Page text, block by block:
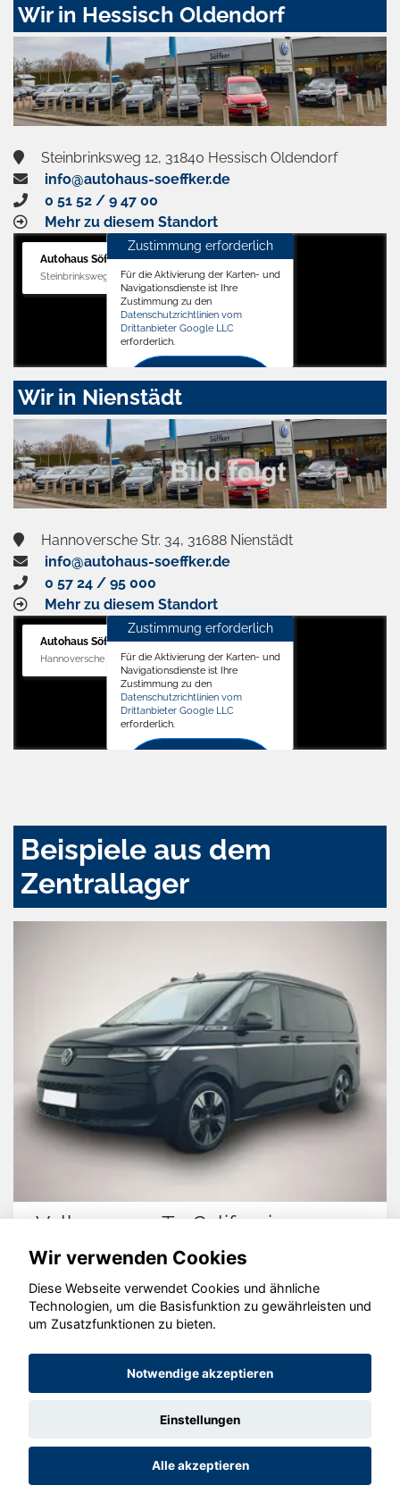
Wir in Hessisch Oldendorf
Steinbrinksweg 12, 31840 Hessisch Oldendorf
info@autohaus-soeffker.de
0 51 52 / 9 47 00
Mehr zu diesem Standort
Autohaus Söffker GmbH
Steinbrinksweg 12, 31840 Hessisch Oldendorf
Zustimmung erforderlich
Für die Aktivierung der Karten- und
Navigationsdienste ist Ihre
Zustimmung zu den
Datenschutzrichtlinien vom
Drittanbieter Google LLC
erforderlich.
Zustimmen
aktivieren
Wir in Nienstädt
Hannoversche Str. 34, 31688 Nienstädt
info@autohaus-soeffker.de
0 57 24 / 95 000
Mehr zu diesem Standort
Autohaus Söffker GmbH
Hannoversche Str. 34, 31688 Nienstädt
Zustimmung erforderlich
Für die Aktivierung der Karten- und
Navigationsdienste ist Ihre
Zustimmung zu den
Datenschutzrichtlinien vom
Drittanbieter Google LLC
erforderlich.
Beispiele aus dem
Zentrallager
Volkswagen T7 California
© konjunkturmotor.de GmbH 2020 - 2026
Wir verwenden Cookies
Diese Webseite verwendet Cookies und ähnliche
Technologien, um die Basisfunktion zu gewährleisten und
um Zusatzfunktionen zu bieten.
Notwendige akzeptieren
Einstellungen
Alle akzeptieren